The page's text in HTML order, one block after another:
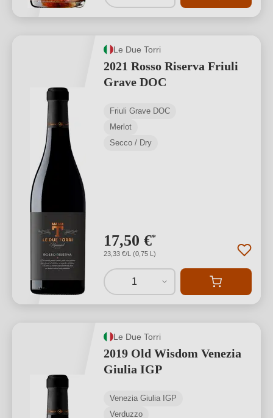
Le Due Torri
2021 Rosso Riserva Friuli
Grave DOC
Friuli Grave DOC
Merlot
Secco / Dry
17,50 €*
23,33 €/L (0,75 L)
1
Le Due Torri
2019 Old Wisdom Venezia
Giulia IGP
Venezia Giulia IGP
Verduzzo